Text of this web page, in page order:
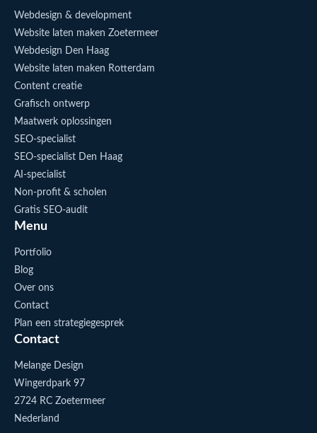
Webdesign & development
Website laten maken Zoetermeer
Webdesign Den Haag
Website laten maken Rotterdam
Content creatie
Grafisch ontwerp
Maatwerk oplossingen
SEO-specialist
SEO-specialist Den Haag
AI-specialist
Non-profit & scholen
Gratis SEO-audit
Menu
Portfolio
Blog
Over ons
Contact
Plan een strategiegesprek
Contact
Melange Design
Wingerdpark 97
2724 RC Zoetermeer
Nederland